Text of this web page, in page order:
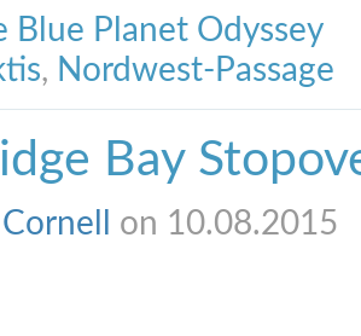
Blue Planet Odyssey
, Nordwest-Passage
Bay
on 10.08.2015